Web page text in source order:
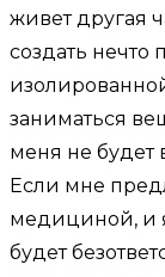
живет другая
создать нечто
заниматься
меня не будет
Если мне
медициной, и я
будет